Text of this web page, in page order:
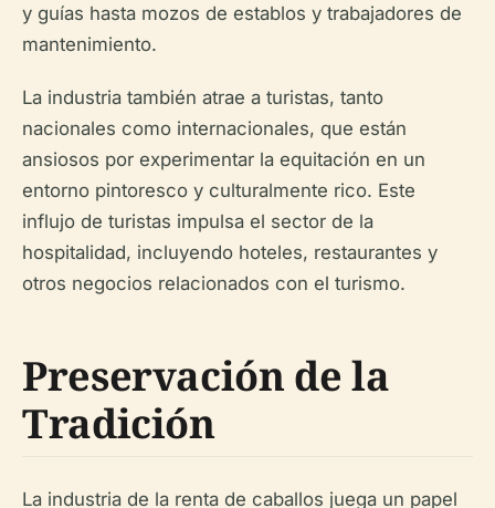
y guías hasta mozos de establos y trabajadores de
mantenimiento.
La industria también atrae a turistas, tanto
nacionales como internacionales, que están
ansiosos por experimentar la equitación en un
entorno pintoresco y culturalmente rico. Este
influjo de turistas impulsa el sector de la
hospitalidad, incluyendo hoteles, restaurantes y
otros negocios relacionados con el turismo.
Preservación de la
Tradición
La industria de la renta de caballos juega un papel